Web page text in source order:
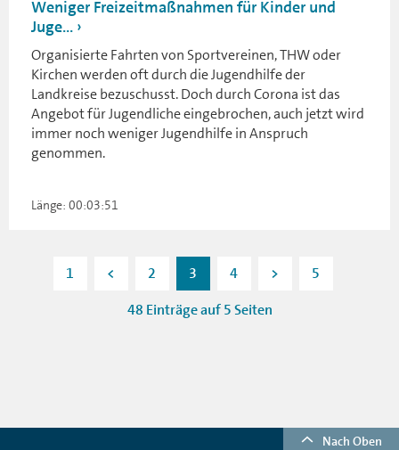
Weniger Freizeitmaßnahmen für Kinder und
Juge...
Organisierte Fahrten von Sportvereinen, THW oder
Kirchen werden oft durch die Jugendhilfe der
Landkreise bezuschusst. Doch durch Corona ist das
Angebot für Jugendliche eingebrochen, auch jetzt wird
immer noch weniger Jugendhilfe in Anspruch
genommen.
Länge: 00:03:51
1 < 2 3 4 > 5
48 Einträge auf 5 Seiten
Nach Oben